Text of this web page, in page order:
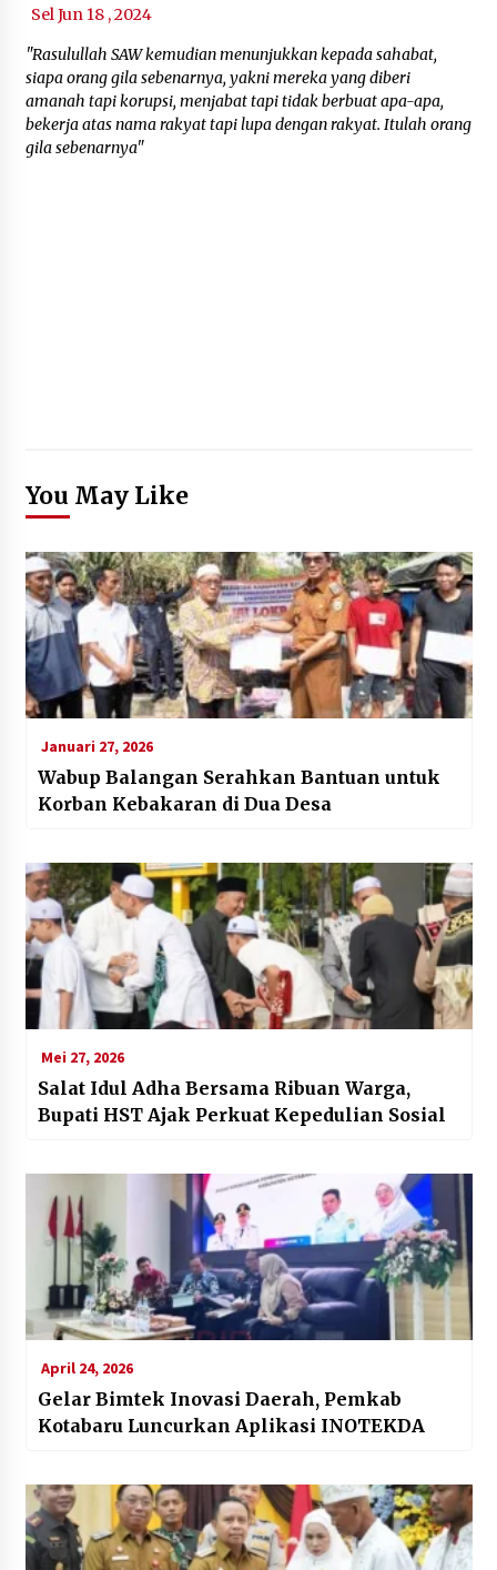
Sel Jun 18 , 2024
"Rasulullah SAW kemudian menunjukkan kepada sahabat,
siapa orang gila sebenarnya, yakni mereka yang diberi
amanah tapi korupsi, menjabat tapi tidak berbuat apa-apa,
bekerja atas nama rakyat tapi lupa dengan rakyat. Itulah orang
gila sebenarnya"
You May Like
Januari 27, 2026
Wabup Balangan Serahkan Bantuan untuk
Korban Kebakaran di Dua Desa
Mei 27, 2026
Salat Idul Adha Bersama Ribuan Warga,
Bupati HST Ajak Perkuat Kepedulian Sosial
April 24, 2026
Gelar Bimtek Inovasi Daerah, Pemkab
Kotabaru Luncurkan Aplikasi INOTEKDA